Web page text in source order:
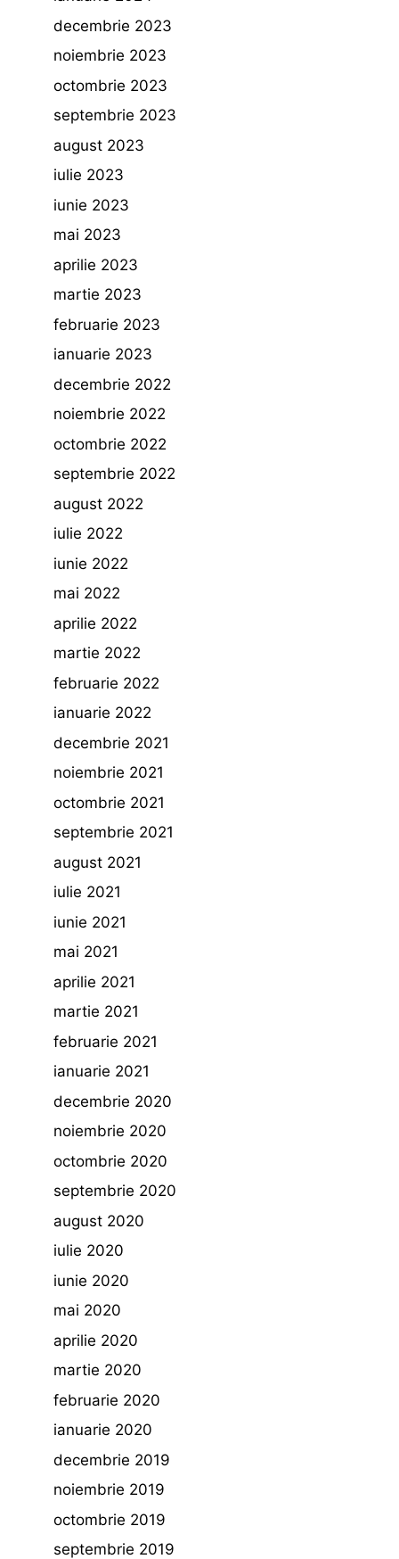
decembrie 2023
noiembrie 2023
octombrie 2023
septembrie 2023
august 2023
iulie 2023
iunie 2023
mai 2023
aprilie 2023
martie 2023
februarie 2023
ianuarie 2023
decembrie 2022
noiembrie 2022
octombrie 2022
septembrie 2022
august 2022
iulie 2022
iunie 2022
mai 2022
aprilie 2022
martie 2022
februarie 2022
ianuarie 2022
decembrie 2021
noiembrie 2021
octombrie 2021
septembrie 2021
august 2021
iulie 2021
iunie 2021
mai 2021
aprilie 2021
martie 2021
februarie 2021
ianuarie 2021
decembrie 2020
noiembrie 2020
octombrie 2020
septembrie 2020
august 2020
iulie 2020
iunie 2020
mai 2020
aprilie 2020
martie 2020
februarie 2020
ianuarie 2020
decembrie 2019
noiembrie 2019
octombrie 2019
septembrie 2019